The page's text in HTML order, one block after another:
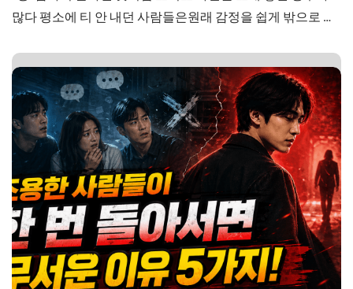
많다 평소에 티 안 내던 사람들은원래 감정을 쉽게 밖으로 드
번 넘기려 한다. 기분이 상해도크게 드러내기보다혼자 정리
해 보려고 한다. 그래서 주변 사람들은이렇게 생각하기 쉽다.
“원래 무던한 사람이구나.”“이 정도는 별로 신경 안 쓰는구
나.”“괜찮은 줄 알았는데?” 하지만…